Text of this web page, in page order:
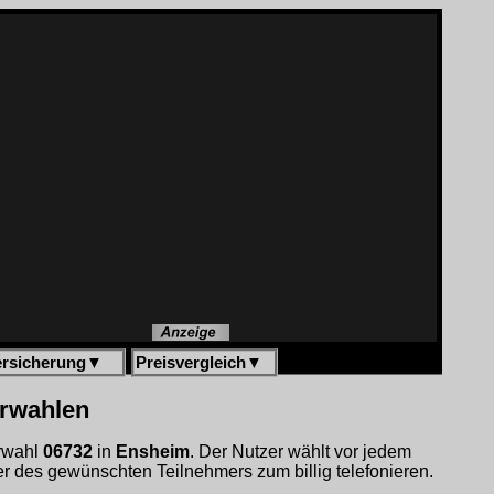
▼ Preisvergleich▼
06732 in Ensheim. Der Nutzer wählt vor jedem
gewünschten Teilnehmers zum billig telefonieren.